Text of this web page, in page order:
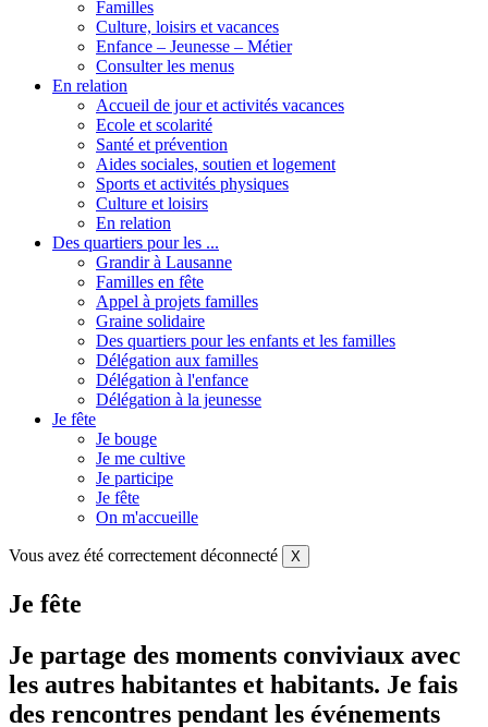
Familles
Culture, loisirs et vacances
Enfance – Jeunesse – Métier
Consulter les menus
En relation
Accueil de jour et activités vacances
Ecole et scolarité
Santé et prévention
Aides sociales, soutien et logement
Sports et activités physiques
Culture et loisirs
En relation
Des quartiers pour les ...
Grandir à Lausanne
Familles en fête
Appel à projets familles
Graine solidaire
Des quartiers pour les enfants et les familles
Délégation aux familles
Délégation à l'enfance
Délégation à la jeunesse
Je fête
Je bouge
Je me cultive
Je participe
Je fête
On m'accueille
Vous avez été correctement déconnecté X
Je fête
Je partage des moments conviviaux avec
les autres habitantes et habitants. Je fais
des rencontres pendant les événements